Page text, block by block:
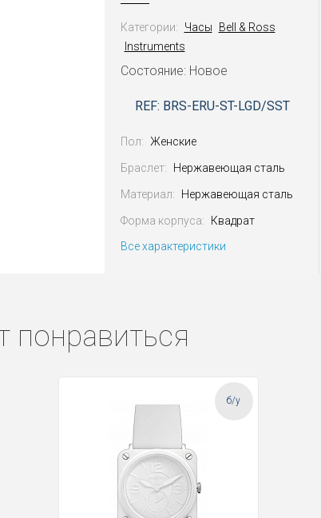
Категории: Часы
Bell & Ross
Instruments
Состояние: Новое
REF: BRS-ERU-ST-LGD/SST
Пол: Женские
Браслет: Нержавеющая сталь
Материал: Нержавеющая сталь
Форма корпуса:
Квадрат
Все характеристики
понравиться
б/у